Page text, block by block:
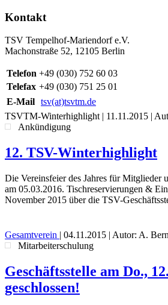
Kontakt
TSV Tempelhof-Mariendorf e.V.
Machonstraße 52, 12105 Berlin
Telefon +49 (030) 752 60 03
Telefax +49 (030) 751 25 01
E-Mail tsv(at)tsvtm.de
TSVTM-Winterhighlight
11.11.2015 |
Ankündigung
12. TSV-Winterhighlight
Die Vereinsfeier des Jahres für Mitglieder
am 05.03.2016. Tischreservierungen &
November 2015 über die TSV-
Gesamtverein | 04.11.2015 | Autor: A.
Mitarbeiterschulung
Geschäftsstelle am Do.,
geschlossen!